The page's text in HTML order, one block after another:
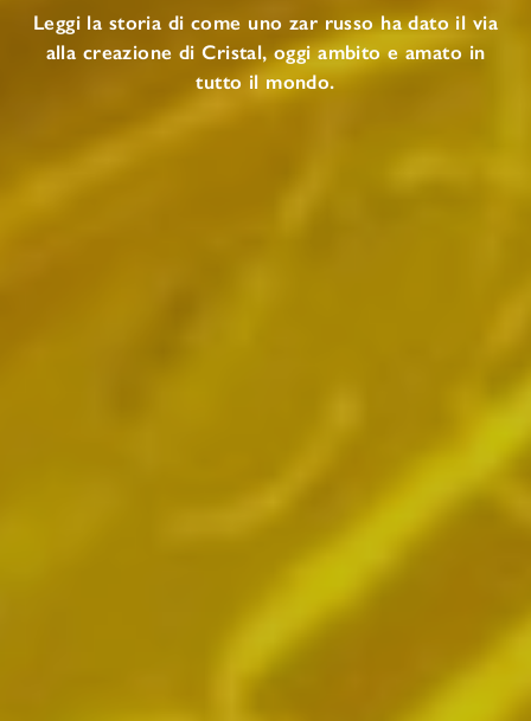
Leggi la storia di come uno zar russo ha dato il via
alla creazione di Cristal, oggi ambito e amato in
tutto il mondo.